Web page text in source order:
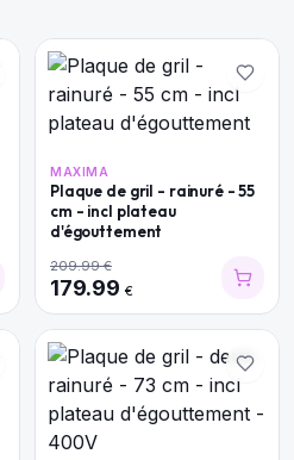
MAXIMA
Plaque de gril - rainuré - 55
cm - incl plateau
d'égouttement
209.99€
179.99 €